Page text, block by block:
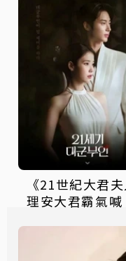
《21世紀大君
理安大君霸氣喊